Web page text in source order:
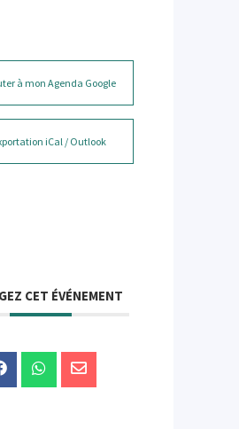
à mon Agenda Google
iCal / Outlook
CET ÉVÉNEMENT